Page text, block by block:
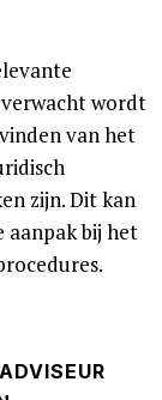
wordt
van het
zijn. Dit kan
aanpak bij het